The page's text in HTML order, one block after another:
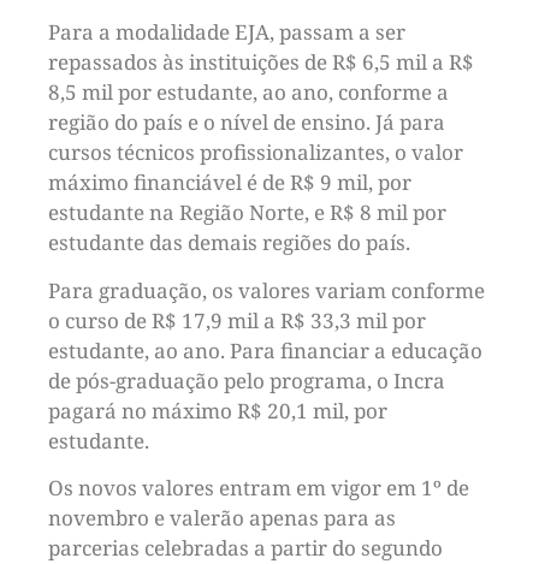
Para a modalidade EJA, passam a ser
repassados às instituições de R$ 6,5 mil a R$
8,5 mil por estudante, ao ano, conforme a
região do país e o nível de ensino. Já para
cursos técnicos profissionalizantes, o valor
máximo financiável é de R$ 9 mil, por
estudante na Região Norte, e R$ 8 mil por
estudante das demais regiões do país.
Para graduação, os valores variam conforme
o curso de R$ 17,9 mil a R$ 33,3 mil por
estudante, ao ano. Para financiar a educação
de pós-graduação pelo programa, o Incra
pagará no máximo R$ 20,1 mil, por
estudante.
Os novos valores entram em vigor em 1º de
novembro e valerão apenas para as
parcerias celebradas a partir do segundo